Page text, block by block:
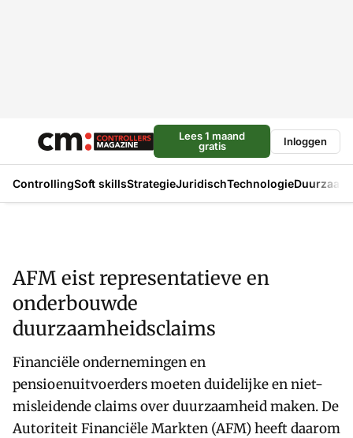
Lees 1 maand
gratis
Inloggen
ControllingSoft skillsStrategieJuridischTechnologie
AFM eist representatieve en
onderbouwde
duurzaamheidsclaims
Financiële ondernemingen en
pensioenuitvoerders moeten duidelijke en niet-
misleidende claims over duurzaamheid maken. De
Autoriteit Financiële Markten (AFM) heeft daarom